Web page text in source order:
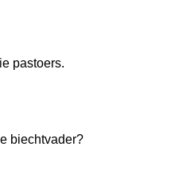
pastoers.
biechtvader?